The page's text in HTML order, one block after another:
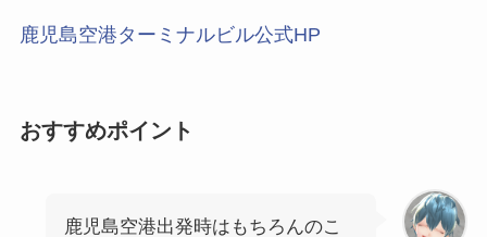
鹿児島空港ターミナルビル公式HP
おすすめポイント
鹿児島空港出発時はもちろんのこ